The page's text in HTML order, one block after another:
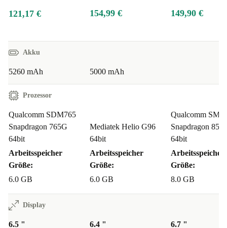
121,17 € 154,99 € 149,90 €
Akku
5260 mAh 5000 mAh
Prozessor
Qualcomm SDM765
Snapdragon 765G
64bit
Arbeitsspeicher
Größe:
6.0 GB
Mediatek Helio G96
64bit
Arbeitsspeicher
Größe:
6.0 GB
Qualcomm
Snapdragon 855
64bit
Arbeitsspeicher
Größe:
8.0 GB
Display
6.5 "
6.4 "
6.7 "